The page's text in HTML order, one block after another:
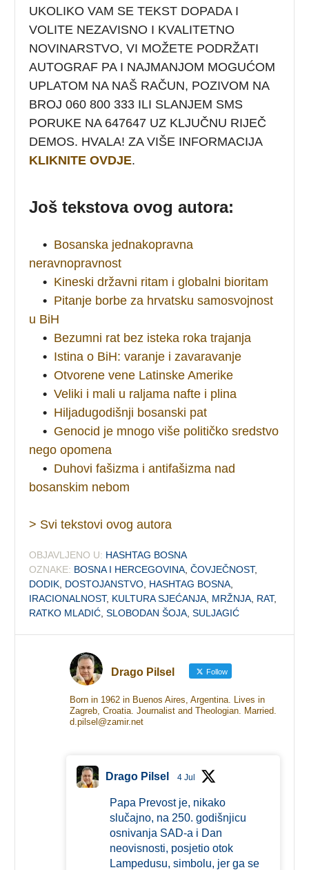
UKOLIKO VAM SE TEKST DOPADA I
VOLITE NEZAVISNO I KVALITETNO
NOVINARSTVO, VI MOŽETE PODRŽATI
AUTOGRAF PA I NAJMANJOM MOGUĆOM
UPLATOM NA NAŠ RAČUN, POZIVOM NA
BROJ 060 800 333 ILI SLANJEM SMS
PORUKE NA 647647 UZ KLJUČNU RIJEČ
DEMOS. HVALA! ZA VIŠE INFORMACIJA
KLIKNITE OVDJE.
Još tekstova ovog autora:
• Bosanska jednakopravna
neravnopravnost
• Kineski državni ritam i globalni bioritam
• Pitanje borbe za hrvatsku samosvojnost
u BiH
• Bezumni rat bez isteka roka trajanja
• Istina o BiH: varanje i zavaravanje
• Otvorene vene Latinske Amerike
• Veliki i mali u raljama nafte i plina
• Hiljadugodišnji bosanski pat
• Genocid je mnogo više političko sredstvo
nego opomena
• Duhovi fašizma i antifašizma nad
bosanskim nebom
> Svi tekstovi ovog autora
OBJAVLJENO U: HASHTAG BOSNA
OZNAKE: BOSNA I HERCEGOVINA ,ČOVJEČNOST,
DODIK DOSTOJANSTVO HASHTAG BOSNA
IRACIONALNOST, KULTURA SJEĆANJA MRŽNJA RAT,
RATKO MLADIĆ ,SLOBODAN ŠOJA ,SULJAGIĆ
Drago Pilsel Follow
Born in 1962 in Buenos Aires, Argentina. Lives in
Zagreb, Croatia. Journalist and Theologian. Married.
d.pilsel@zamir.net
Drago Pilsel 4 Jul
Papa Prevost je, nikako
slučajno, na 250. godišnjicu
osnivanja SAD-a i Dan
neovisnosti, posjetio otok
Lampedusu, simbolu, jer ga se